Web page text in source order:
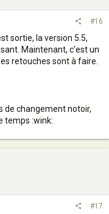
#16
sortie, la version 5.5,
Maintenant, c'est un
retouches sont à faire.
de changement notoir,
temps :wink:
#17